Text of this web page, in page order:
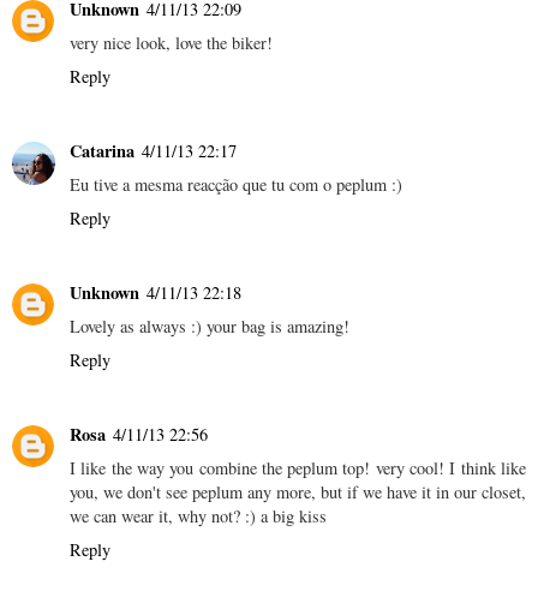
Unknown 4/11/13 22:09
very nice look, love the biker!
Reply
Catarina 4/11/13 22:17
Eu tive a mesma reacção que tu com o peplum :)
Reply
Unknown 4/11/13 22:18
Lovely as always :) your bag is amazing!
Reply
Rosa 4/11/13 22:56
I like the way you combine the peplum top! very cool! I think like
you, we don't see peplum any more, but if we have it in our closet,
we can wear it, why not? :) a big kiss
Reply